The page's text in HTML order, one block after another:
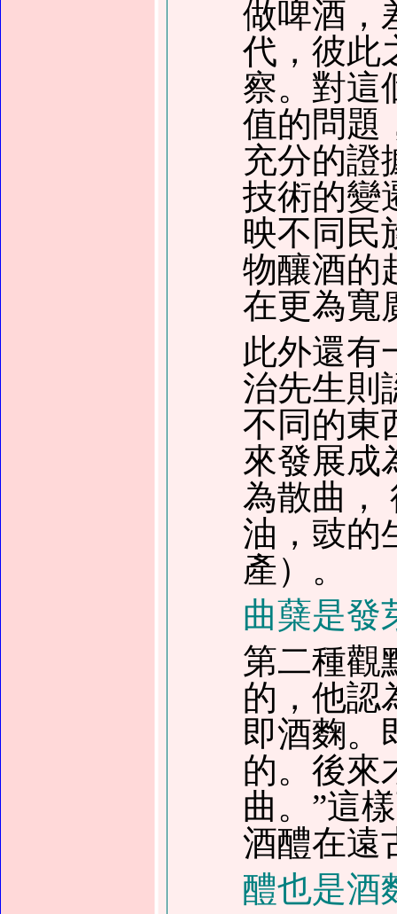
做啤酒，
代，彼此
察。對這
值的問題
充分的證
技術的變
映不同民
物釀酒的
在更為寬
此外還有
治先生則
不同的東
來發展成
為散曲，
油，豉的
產） 。
曲蘖是發
第二種觀
的，他認
即酒麴。
的。後來
曲。”這
酒醴在遠
醴也是酒